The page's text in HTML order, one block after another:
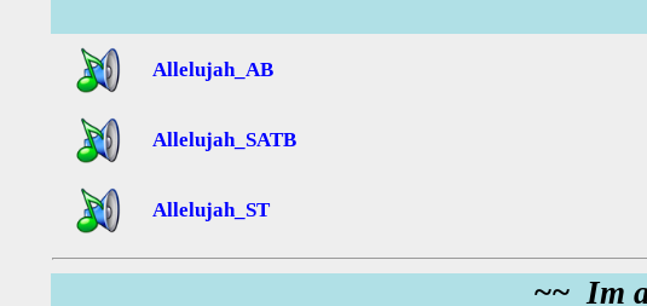
Allelujah_AB
Allelujah_SATB
Allelujah_ST
~~ Im